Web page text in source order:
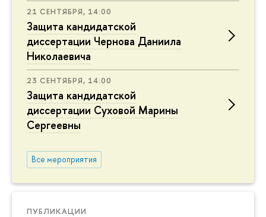
21 СЕНТЯБРЯ, 14:00
Защита кандидатской
диссертации Чернова Даниила
Николаевича
23 СЕНТЯБРЯ, 14:00
Защита кандидатской
диссертации Суховой Марины
Сергеевны
Все мероприятия
ПУБЛИКАЦИИ